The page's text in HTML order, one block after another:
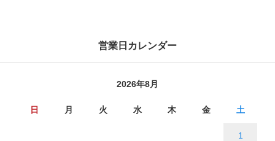
営業日カレンダー
2026年8月
日 月 火 水 木 金 土
1